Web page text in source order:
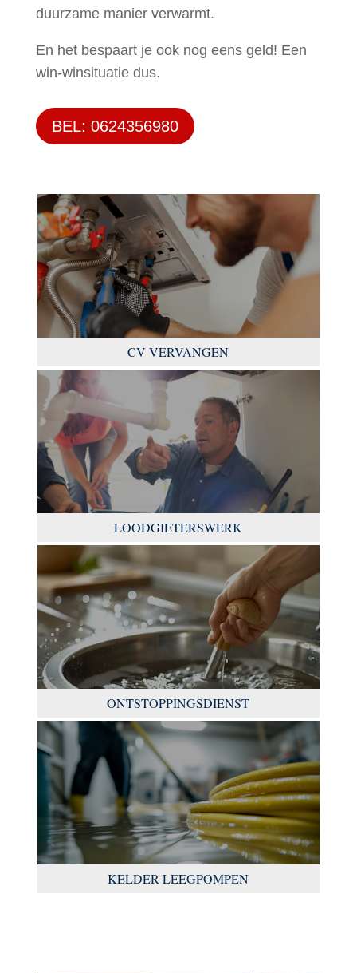
duurzame manier verwarmt.
En het bespaart je ook nog eens geld! Een
win-winsituatie dus.
BEL: 0624356980
CV VERVANGEN
LOODGIETERSWERK
ONTSTOPPINGSDIENST
KELDER LEEGPOMPEN